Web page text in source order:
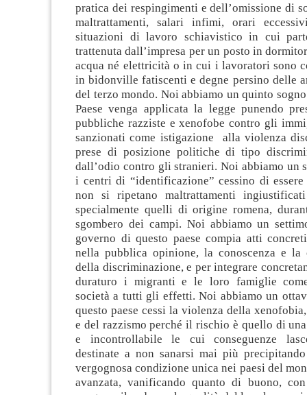
pratica dei respingimenti e dell’omissione di
maltrattamenti, salari infimi, orari
situazioni di lavoro schiavistico in cui
trattenuta dall’impresa per un posto in
acqua né elettricità o in cui i lavoratori sono
in bidonville fatiscenti e degne persino delle
del terzo mondo. Noi abbiamo un quinto
Paese venga applicata la legge punendo
pubbliche razziste e xenofobe contro gli
sanzionati come istigazione alla violenza
prese di posizione politiche di tipo
dall’odio contro gli stranieri. Noi abbiamo un
i centri di “identificazione” cessino di
non si ripetano maltrattamenti
specialmente quelli di origine romena,
sgombero dei campi. Noi abbiamo un
governo di questo paese compia atti
nella pubblica opinione, la conoscenza e la
della discriminazione, e per integrare
duraturo i migranti e le loro famiglie
società a tutti gli effetti. Noi abbiamo un
questo paese cessi la violenza della
e del razzismo perché il rischio è quello di
e incontrollabile le cui conseguenze
destinate a non sanarsi mai più
vergognosa condizione unica nei paesi del
avanzata, vanificando quanto di buono,